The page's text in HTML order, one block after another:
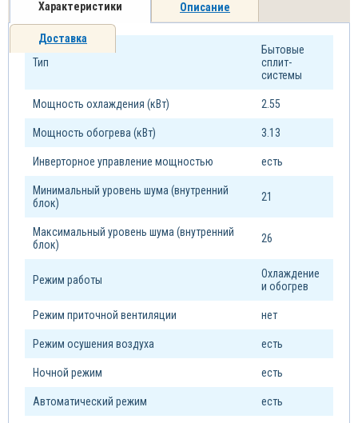
Характеристики Описание
Доставка
Тип
Бытовые
сплит-
системы
Мощность охлаждения (кВт) 2.55
Мощность обогрева (кВт) 3.13
Инверторное управление мощностью есть
Минимальный уровень шума (внутренний
блок)
21
Максимальный уровень шума (внутренний
блок)
26
Режим работы
Охлаждение
и обогрев
Режим приточной вентиляции нет
Режим осушения воздуха есть
Ночной режим есть
Автоматический режим есть